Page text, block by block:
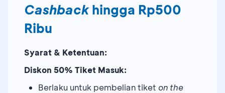
Cashbackhingga Rp500
Ribu
Syarat & Ketentuan:
Diskon 50% Tiket Masuk:
Berlaku untuk pembelian tiket on the